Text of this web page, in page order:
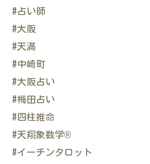
#占い師
#大阪
#天満
#中崎町
#大阪占い
#梅田占い
#四柱推命
#天翔象数学®
#イーチンタロット